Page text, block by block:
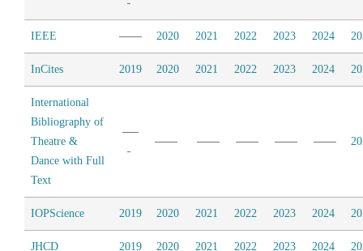
IEEE 2020 2021 2022 2023 2024
InCites 2019 2020 2021 2022 2023 2024
International
Bibliography of
Theatre &
Dance with Full
Text
IOPScience 2019 2020 2021 2022 2023 2024
JHCD 2019 2020 2021 2022 2023 2024